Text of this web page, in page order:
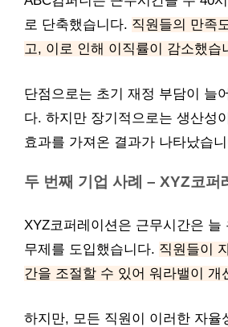
로 단축했습니다. 직원들의 만족
고, 이로 인해 이직률이 감소했습
단점으로는 초기 재정 부담이 늘
다. 하지만 장기적으로는 생산성
효과를 가져온 결과가 나타났습
두 번째 기업 사례 – XYZ코퍼
XYZ코퍼레이션은 근무시간은 늘
무제를 도입했습니다. 직원들이
간을 조절할 수 있어 워라밸이 개
하지만, 모든 직원이 이러한 자율